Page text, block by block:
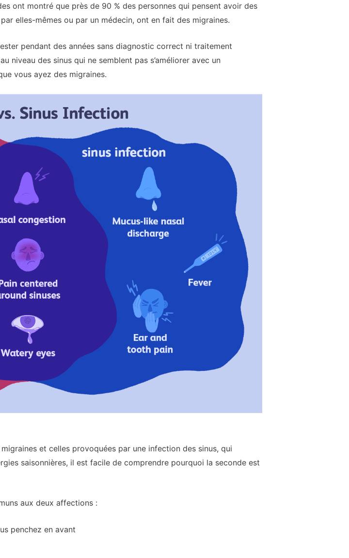
ont montré que près de 90 % des personnes qui pensent avoir des
elles-mêmes ou par un médecin, ont en fait des migraines.
pendant des années sans diagnostic correct ni traitement
niveau des sinus qui ne semblent pas s’améliorer avec un
vous ayez des migraines.
et celles provoquées par une infection des sinus, qui
saisonnières, il est facile de comprendre pourquoi la seconde est
aux deux affections :
penchez en avant